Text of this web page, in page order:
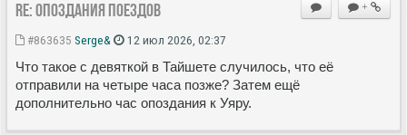
+
Re: Опоздания поездов
#863635 Serge& 12 июл 2026, 02:37
Что такое с девяткой в Тайшете случилось, что её
отправили на четыре часа позже? Затем ещё
дополнительно час опоздания к Уяру.